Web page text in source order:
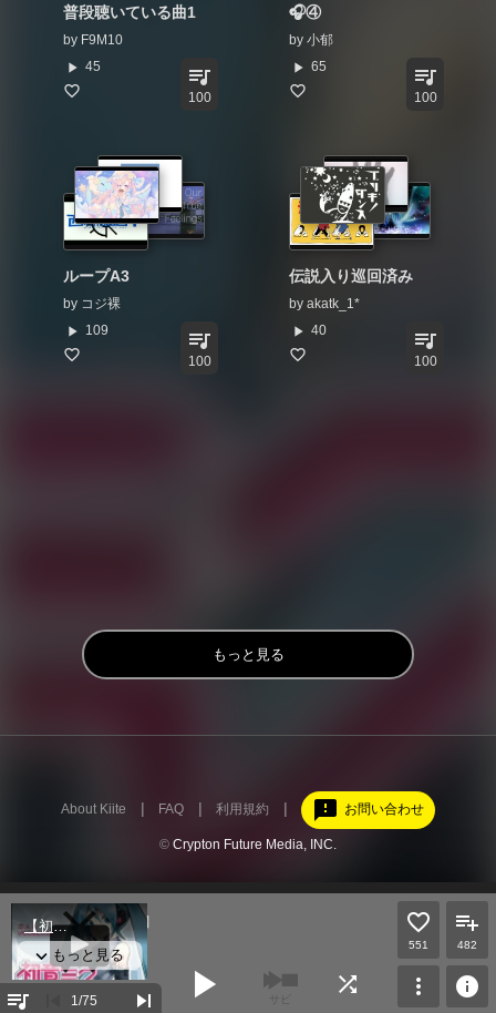
普段聴いている曲1
by F9M10
play_arrow 45 queue_music
100
🎧️④
by 小郁
play_arrow 65 queue_music
100
ループA3
by コジ裸
play_arrow 109 queue_music
100
伝説入り巡回済み
by akatk_1*
play_arrow 40 queue_music
100
もっと見る
About Kiite FAQ 利用規約 feedback お問い合わせ
© Crypton Future Media, INC.
queue_music 1 /75 skip_next
）【オリジナル曲】
play_arrow サビ
shuffle
551 482
more_vert info